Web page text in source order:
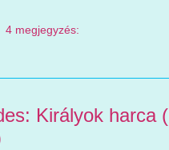
4 megjegyzés:
Királyok harca